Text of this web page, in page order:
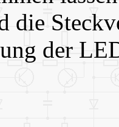
die
der